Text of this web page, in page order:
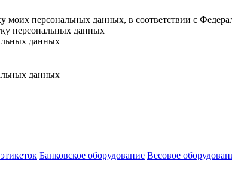
моих персональных данных, в соответствии с
персональных данных
данных
данных
Банковское оборудование Весовое